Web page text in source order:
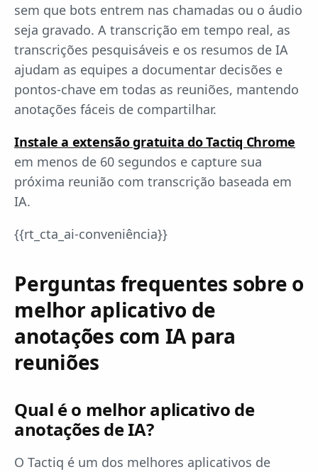
sem que bots entrem nas chamadas ou o áudio
seja gravado. A transcrição em tempo real, as
transcrições pesquisáveis e os resumos de IA
ajudam as equipes a documentar decisões e
pontos-chave em todas as reuniões, mantendo
anotações fáceis de compartilhar.
Instale a extensão gratuita do Tactiq Chrome
em menos de 60 segundos e capture sua
próxima reunião com transcrição baseada em
IA.
{{rt_cta_ai-conveniência}}
Perguntas frequentes sobre o
melhor aplicativo de
anotações com IA para
reuniões
Qual é o melhor aplicativo de
anotações de IA?
O Tactiq é um dos melhores aplicativos de